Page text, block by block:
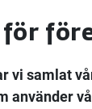
vi samlat
använder